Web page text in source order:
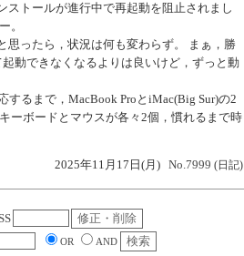
ストールが進行中で再起動を阻止されまし
。
思ったら，状況は何も変わらず。 まぁ，勝
動できなくなるよりは良いけど，ずっと動
するまで，MacBook ProとiMac(Big Sur)の2
ーボードとマウスが各々2個，慣れるまで時
2025年11月17日(月) No.7999 (日記)
OR
AND